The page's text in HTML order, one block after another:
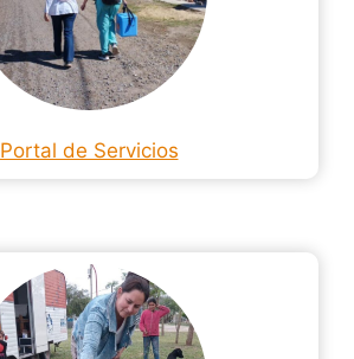
Portal de Servicios